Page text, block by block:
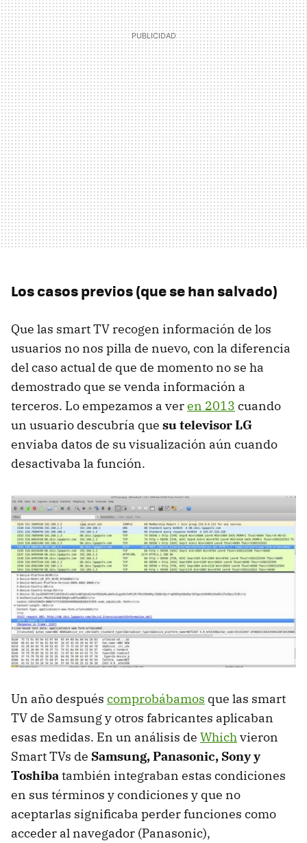
Los casos previos (que se han salvado)
Que las smart TV recogen información de los
usuarios no nos pilla de nuevo, con la diferencia
del caso actual de que de momento no se ha
demostrado que se venda información a
terceros. Lo empezamos a veren 2013 cuando
un usuario descubría que su televisor LG
enviaba datos de su visualización aún cuando
desactivaba la función.
Un año después comprobábamos que las smart
TV de Samsung y otros fabricantes aplicaban
esas medidas. En un análisis de Whichvieron
Smart TVs de Samsung, Panasonic, Sony y
Toshibatambién integraban estas condiciones
en sus términos y condiciones y que no
aceptarlas significaba perder funciones como
acceder al navegador (Panasonic),